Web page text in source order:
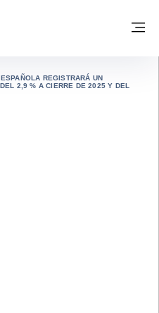
TRADE
REGISTRARÁ UN
2,9 % A CIERRE DE 2025 Y DEL